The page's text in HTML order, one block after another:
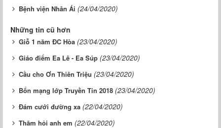
Bệnh viện Nhân Ái (24/04/2020)
Những tin cũ hơn
Giỗ 1 năm ĐC Hòa (23/04/2020)
Giáo điểm Ea Lê - Ea Súp (23/04/2020)
Cầu cho Ơn Thiên Triệu (23/04/2020)
Bổn mạng lớp Truyền Tin 2018 (23/04/2020)
Đám cưới đường xa (22/04/2020)
Thăm hỏi anh em (22/04/2020)